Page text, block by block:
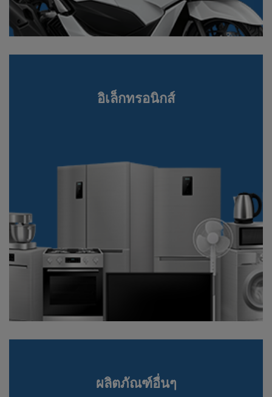
อิเล็กทรอนิกส์
ผลิตภัณฑ์อื่นๆ